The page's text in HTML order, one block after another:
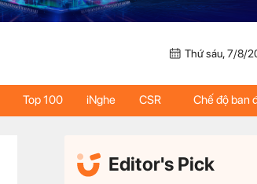
Thứ sáu, 7/8/
Top 100 iNghe CSR Chế độ ban
Editor's Pick